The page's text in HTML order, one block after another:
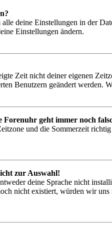
deine Einstellungen in der
Einstellungen ändern.
Zeit nicht deiner eigenen
Benutzern geändert werden.
Forenuhr geht immer noch
und die Sommerzeit
zur Auswahl!
deine Sprache nicht
nicht existiert, würden wir